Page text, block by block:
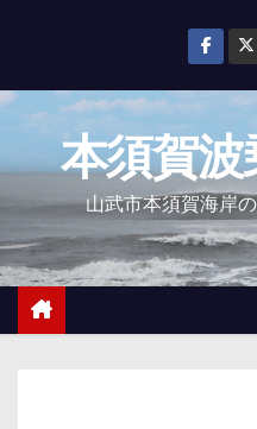
ン
へ
キ
ッ
本須賀
山武市本須賀海岸